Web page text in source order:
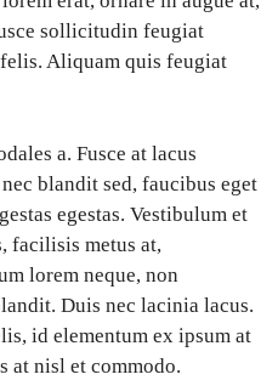
sollicitudin feugiat
Aliquam quis feugiat
a. Fusce at lacus
blandit sed, faucibus eget
egestas. Vestibulum et
facilisis metus at,
lorem neque, non
Duis nec lacinia lacus.
id elementum ex ipsum at
at nisl et commodo.